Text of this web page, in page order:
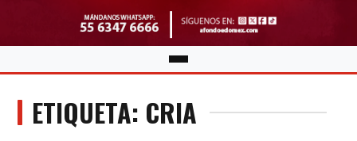
ETIQUETA: CRIA